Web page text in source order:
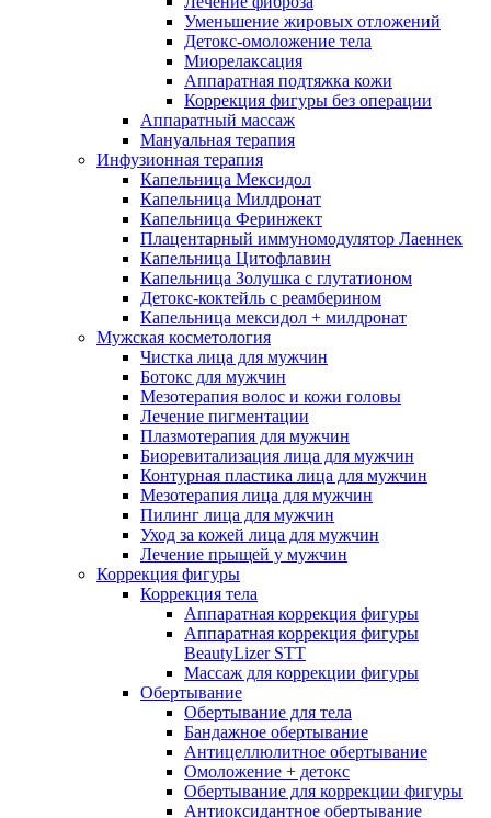
Уменьшение жировых отложений
Детокс-омоложение тела
Миорелаксация
Аппаратная подтяжка кожи
Коррекция фигуры без операции
Аппаратный массаж
Мануальная терапия
Инфузионная терапия
Капельница Мексидол
Капельница Милдронат
Капельница Феринжект
Плацентарный иммуномодулятор Лаеннек
Капельница Цитофлавин
Капельница Золушка с глутатионом
Детокс-коктейль с реамберином
Капельница мексидол + милдронат
Мужская косметология
Чистка лица для мужчин
Ботокс для мужчин
Мезотерапия волос и кожи головы
Лечение пигментации
Плазмотерапия для мужчин
Биоревитализация лица для мужчин
Контурная пластика лица для мужчин
Мезотерапия лица для мужчин
Пилинг лица для мужчин
Уход за кожей лица для мужчин
Лечение прыщей у мужчин
Коррекция фигуры
Коррекция тела
Аппаратная коррекция фигуры
Аппаратная коррекция фигуры
BeautyLizer STT
Массаж для коррекции фигуры
Обертывание
Обертывание для тела
Бандажное обертывание
Антицеллюлитное обертывание
Омоложение + детокс
Обертывание для коррекции фигуры
Антиоксидантное обертывание